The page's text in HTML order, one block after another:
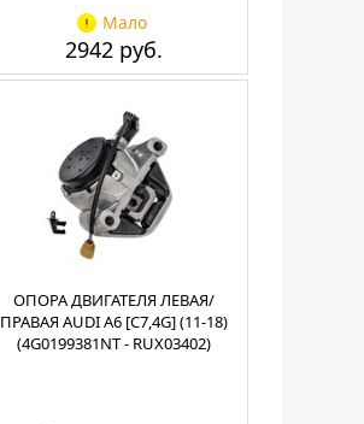
Мало
2942 руб.
ОПОРА ДВИГАТЕЛЯ ЛЕВАЯ/
ПРАВАЯ AUDI A6 [C7,4G] (11-18)
(4G0199381NT - RUX03402)